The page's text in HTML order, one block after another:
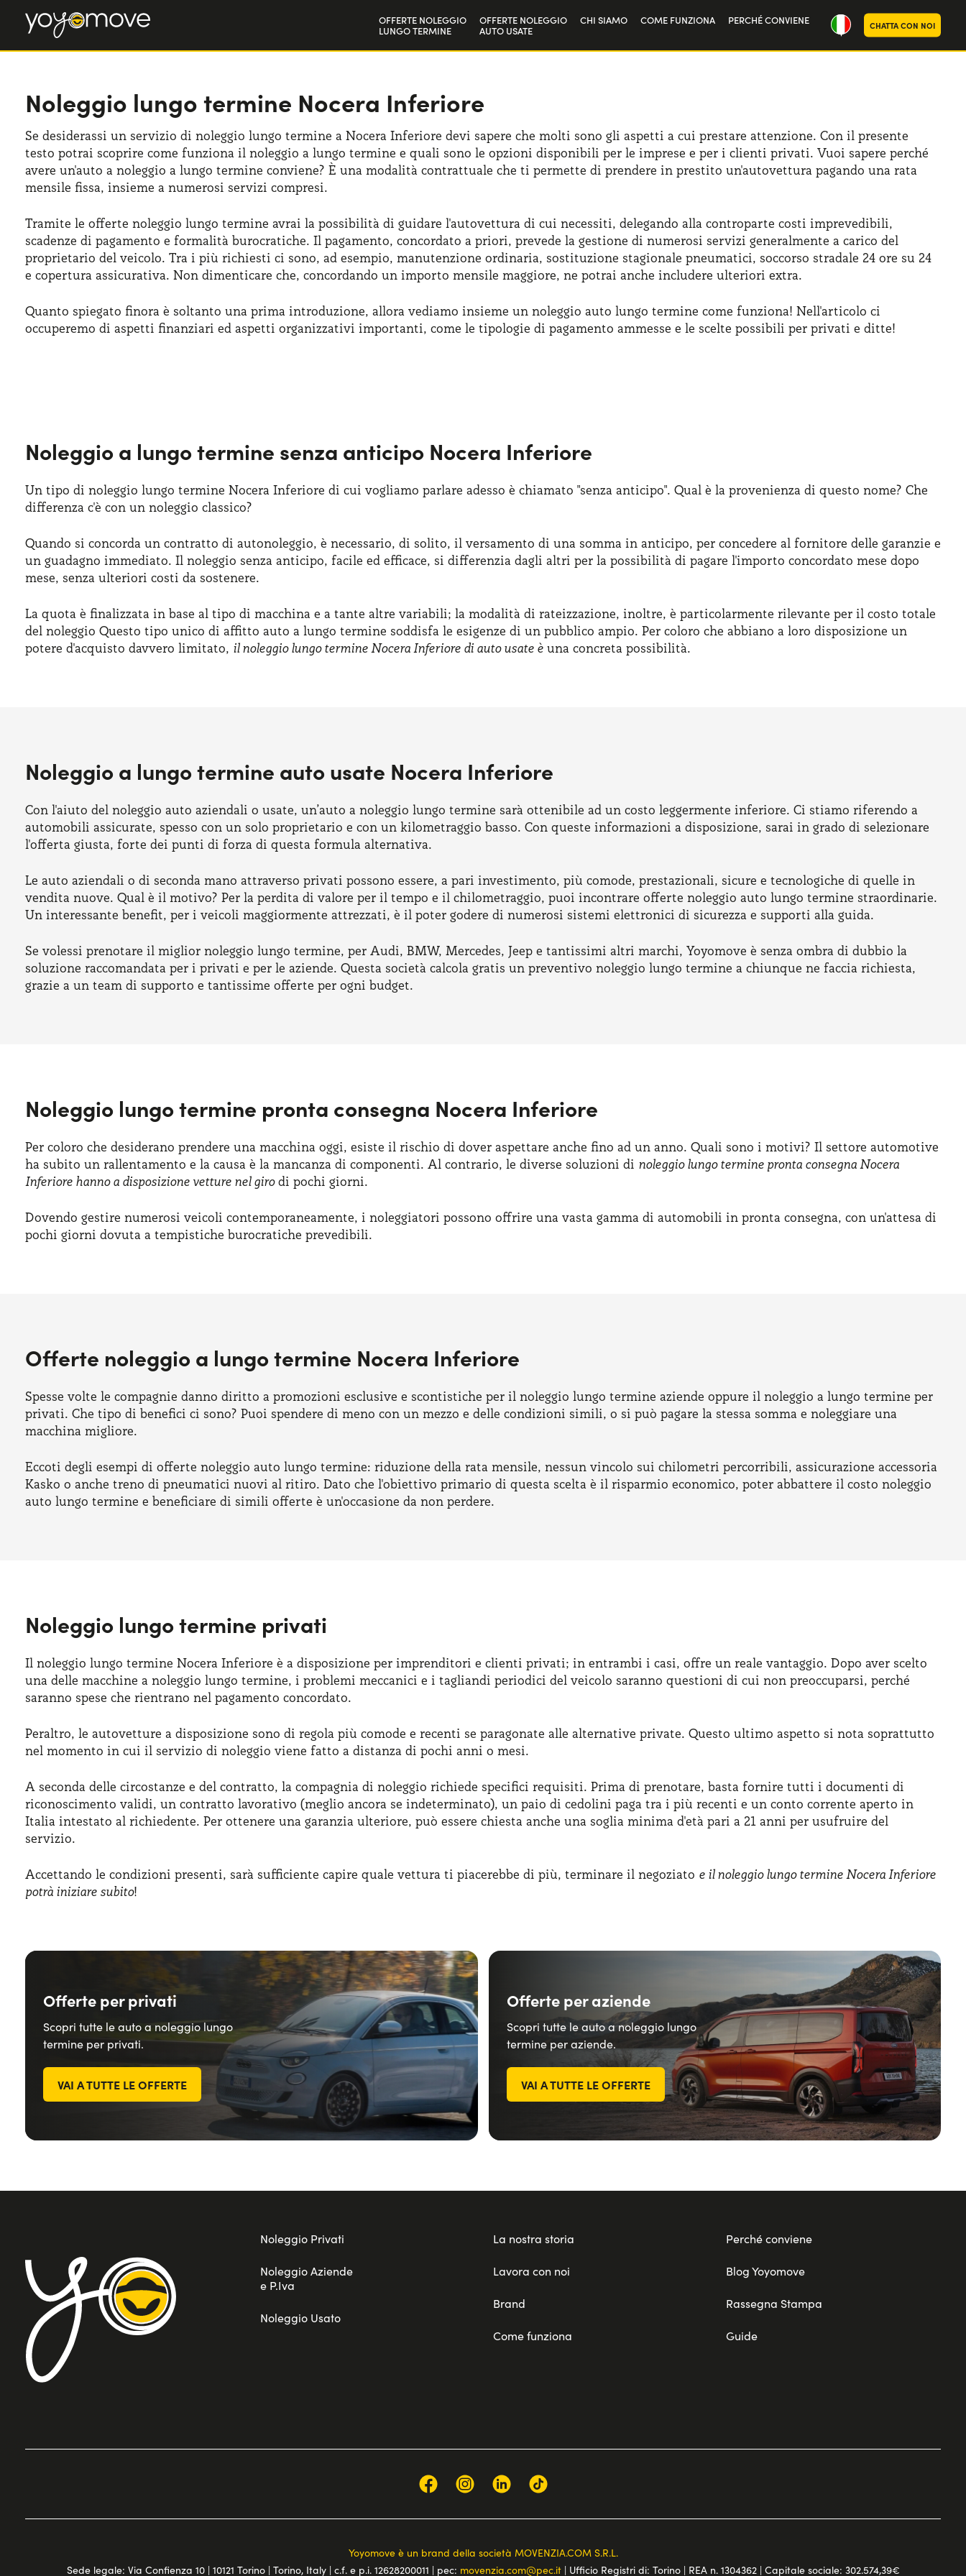
OFFERTE NOLEGGIO
LUNGO TERMINE
OFFERTE NOLEGGIO
AUTO USATE
CHI SIAMO COME FUNZIONA PERCHÉ CONVIENE CHATTA CON NOI
Noleggio lungo termine Nocera Inferiore
Se desiderassi un servizio di noleggio lungo termine a Nocera Inferiore devi sapere che molti sono gli aspetti a cui prestare attenzione. Con il presente
testo potrai scoprire come funziona il noleggio a lungo termine e quali sono le opzioni disponibili per le imprese e per i clienti privati. Vuoi sapere perché
avere un'auto a noleggio a lungo termine conviene? È una modalità contrattuale che ti permette di prendere in prestito un'autovettura pagando una rata
mensile fissa, insieme a numerosi servizi compresi.
Tramite le offerte noleggio lungo termine avrai la possibilità di guidare l'autovettura di cui necessiti, delegando alla controparte costi imprevedibili,
scadenze di pagamento e formalità burocratiche. Il pagamento, concordato a priori, prevede la gestione di numerosi servizi generalmente a carico del
proprietario del veicolo. Tra i più richiesti ci sono, ad esempio, manutenzione ordinaria, sostituzione stagionale pneumatici, soccorso stradale 24 ore su 24
e copertura assicurativa. Non dimenticare che, concordando un importo mensile maggiore, ne potrai anche includere ulteriori extra.
Quanto spiegato finora è soltanto una prima introduzione, allora vediamo insieme un noleggio auto lungo termine come funziona! Nell'articolo ci
occuperemo di aspetti finanziari ed aspetti organizzativi importanti, come le tipologie di pagamento ammesse e le scelte possibili per privati e ditte!
Noleggio a lungo termine senza anticipo Nocera Inferiore
Un tipo di noleggio lungo termine Nocera Inferiore di cui vogliamo parlare adesso è chiamato "senza anticipo". Qual è la provenienza di questo nome? Che
differenza c'è con un noleggio classico?
Quando si concorda un contratto di autonoleggio, è necessario, di solito, il versamento di una somma in anticipo, per concedere al fornitore delle garanzie e
un guadagno immediato. Il noleggio senza anticipo, facile ed efficace, si differenzia dagli altri per la possibilità di pagare l'importo concordato mese dopo
mese, senza ulteriori costi da sostenere.
La quota è finalizzata in base al tipo di macchina e a tante altre variabili; la modalità di rateizzazione, inoltre, è particolarmente rilevante per il costo totale
del noleggio Questo tipo unico di affitto auto a lungo termine soddisfa le esigenze di un pubblico ampio. Per coloro che abbiano a loro disposizione un
potere d'acquisto davvero limitato, il noleggio lungo termine Nocera Inferiore di auto usate è una concreta possibilità.
Noleggio a lungo termine auto usate Nocera Inferiore
Con l'aiuto del noleggio auto aziendali o usate, un’auto a noleggio lungo termine sarà ottenibile ad un costo leggermente inferiore. Ci stiamo riferendo a
automobili assicurate, spesso con un solo proprietario e con un kilometraggio basso. Con queste informazioni a disposizione, sarai in grado di selezionare
l'offerta giusta, forte dei punti di forza di questa formula alternativa.
Le auto aziendali o di seconda mano attraverso privati possono essere, a pari investimento, più comode, prestazionali, sicure e tecnologiche di quelle in
vendita nuove. Qual è il motivo? Per la perdita di valore per il tempo e il chilometraggio, puoi incontrare offerte noleggio auto lungo termine straordinarie.
Un interessante benefit, per i veicoli maggiormente attrezzati, è il poter godere di numerosi sistemi elettronici di sicurezza e supporti alla guida.
Se volessi prenotare il miglior noleggio lungo termine, per Audi, BMW, Mercedes, Jeep e tantissimi altri marchi, Yoyomove è senza ombra di dubbio la
soluzione raccomandata per i privati e per le aziende. Questa società calcola gratis un preventivo noleggio lungo termine a chiunque ne faccia richiesta,
grazie a un team di supporto e tantissime offerte per ogni budget.
Noleggio lungo termine pronta consegna Nocera Inferiore
Per coloro che desiderano prendere una macchina oggi, esiste il rischio di dover aspettare anche fino ad un anno. Quali sono i motivi? Il settore automotive
ha subito un rallentamento e la causa è la mancanza di componenti. Al contrario, le diverse soluzioni di noleggio lungo termine pronta consegna Nocera
Inferiore hanno a disposizione vetture nel girodi pochi giorni.
Dovendo gestire numerosi veicoli contemporaneamente, i noleggiatori possono offrire una vasta gamma di automobili in pronta consegna, con un'attesa di
pochi giorni dovuta a tempistiche burocratiche prevedibili.
Offerte noleggio a lungo termine Nocera Inferiore
Spesse volte le compagnie danno diritto a promozioni esclusive e scontistiche per il noleggio lungo termine aziende oppure il noleggio a lungo termine per
privati. Che tipo di benefici ci sono? Puoi spendere di meno con un mezzo e delle condizioni simili, o si può pagare la stessa somma e noleggiare una
macchina migliore.
Eccoti degli esempi di offerte noleggio auto lungo termine: riduzione della rata mensile, nessun vincolo sui chilometri percorribili, assicurazione accessoria
Kasko o anche treno di pneumatici nuovi al ritiro. Dato che l'obiettivo primario di questa scelta è il risparmio economico, poter abbattere il costo noleggio
auto lungo termine e beneficiare di simili offerte è un'occasione da non perdere.
Noleggio lungo termine privati
Il noleggio lungo termine Nocera Inferiore è a disposizione per imprenditori e clienti privati; in entrambi i casi, offre un reale vantaggio. Dopo aver scelto
una delle macchine a noleggio lungo termine, i problemi meccanici e i tagliandi periodici del veicolo saranno questioni di cui non preoccuparsi, perché
saranno spese che rientrano nel pagamento concordato.
Peraltro, le autovetture a disposizione sono di regola più comode e recenti se paragonate alle alternative private. Questo ultimo aspetto si nota soprattutto
nel momento in cui il servizio di noleggio viene fatto a distanza di pochi anni o mesi.
A seconda delle circostanze e del contratto, la compagnia di noleggio richiede specifici requisiti. Prima di prenotare, basta fornire tutti i documenti di
riconoscimento validi, un contratto lavorativo (meglio ancora se indeterminato), un paio di cedolini paga tra i più recenti e un conto corrente aperto in
Italia intestato al richiedente. Per ottenere una garanzia ulteriore, può essere chiesta anche una soglia minima d'età pari a 21 anni per usufruire del
servizio.
Accettando le condizioni presenti, sarà sufficiente capire quale vettura ti piacerebbe di più, terminare il negoziato e il noleggio lungo termine Nocera Inferiore
potrà iniziare subito!
Offerte per privati
Scopri tutte le auto a noleggio lungo
termine per privati.
VAI A TUTTE LE OFFERTE
Offerte per aziende
Scopri tutte le auto a noleggio lungo
termine per aziende.
VAI A TUTTE LE OFFERTE
Noleggio Privati
Noleggio Aziende
e P.Iva
Noleggio Usato
La nostra storia
Lavora con noi
Brand
Come funziona
Perché conviene
Blog Yoyomove
Rassegna Stampa
Guide
Yoyomove è un brand della società MOVENZIA.COM S.R.L.
Sede legale: Via Confienza 10 | 10121 Torino | Torino, Italy | c.f. e p.i. 12628200011 | pec: movenzia.com@pec.it| Ufficio Registri di: Torino | REA n. 1304362 | Capitale sociale: 302.574,39€